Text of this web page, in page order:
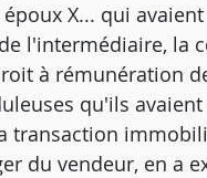
X... qui
l'intermédiaire, la
à rémunération
qu'ils
transaction
du vendeur, en a